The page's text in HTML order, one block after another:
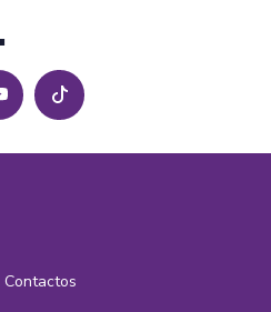
Contactos